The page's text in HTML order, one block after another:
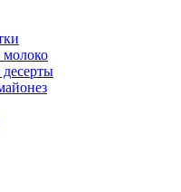
молоко